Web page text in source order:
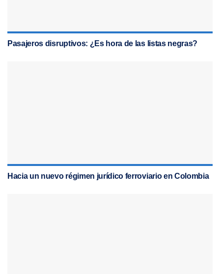
Pasajeros disruptivos: ¿Es hora de las listas negras?
Hacia un nuevo régimen jurídico ferroviario en Colombia